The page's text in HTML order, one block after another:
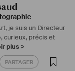
je suis un Directeur
curieux, précis et
plus >
PARTAGER
PARTAGER